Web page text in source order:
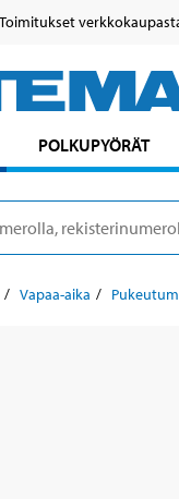
POLKUPYÖRÄT
Vapaa-aika